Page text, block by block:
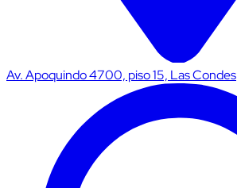
Av. Apoquindo 4700, piso 15, Las Condes